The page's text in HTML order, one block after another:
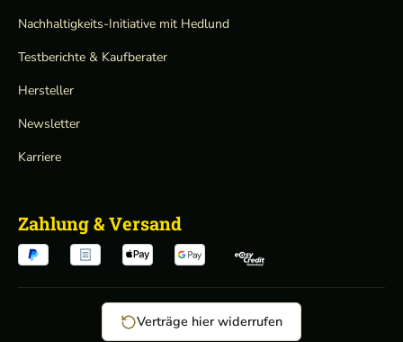
Nachhaltigkeits-Initiative mit Hedlund
Testberichte & Kaufberater
Hersteller
Newsletter
Karriere
Zahlung & Versand
Verträge hier widerrufen